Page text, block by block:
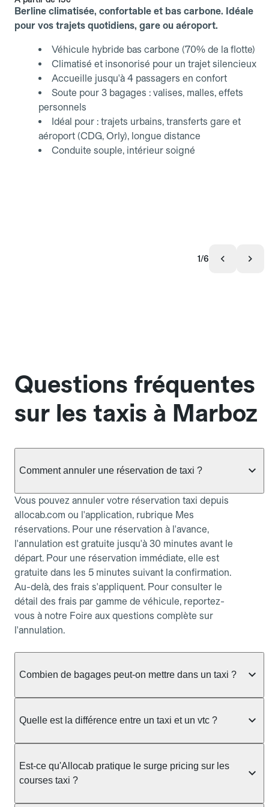
Berline climatisée, confortable et bas carbone. Idéale
pour vos trajets quotidiens, gare ou aéroport.
Véhicule hybride bas carbone (70% de la flotte)
Climatisé et insonorisé pour un trajet silencieux
Accueille jusqu'à 4 passagers en confort
Soute pour 3 bagages : valises, malles, effets
personnels
Idéal pour : trajets urbains, transferts gare et
aéroport (CDG, Orly), longue distance
Conduite souple, intérieur soigné
1/6
Questions fréquentes
sur les taxis à Marboz
Comment annuler une réservation de taxi ?
Vous pouvez annuler votre réservation taxi depuis
allocab.com ou l'application, rubrique Mes
réservations. Pour une réservation à l'avance,
l'annulation est gratuite jusqu'à 30 minutes avant le
départ. Pour une réservation immédiate, elle est
gratuite dans les 5 minutes suivant la confirmation.
Au-delà, des frais s'appliquent. Pour consulter le
détail des frais par gamme de véhicule, reportez-
vous à notre Foire aux questions complète sur
l'annulation.
Combien de bagages peut-on mettre dans un taxi ?
taxi berline accueille en général jusqu'à 3 bagages
ou nombreux, précisez-le dans le champ "Message
au chauffeur" lors de la réservation. Le prix n'est
pas impacté par le nombre de bagages.
Quelle est la différence entre un taxi et un vtc ?
prendre en charge directement dans la rue, à une
station ou sur réservation, avec un tarif au
Est-ce qu'Allocab pratique le surge pricing sur les
courses taxi ?